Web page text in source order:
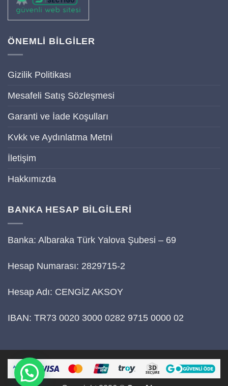
ÖNEMLİ BİLGİLER
Gizilik Politikası
Mesafeli Satış Sözleşmesi
Garanti ve İade Koşulları
Kvkk ve Aydınlatma Metni
İletişim
Hakkımızda
BANKA HESAP BİLGİLERİ
Banka: Albaraka Türk Yalova Şubesi – 69
Hesap Numarası: 2829715-2
Hesap Adı: CENGİZ AKSOY
IBAN: TR73 0020 3000 0282 9715 0000 02